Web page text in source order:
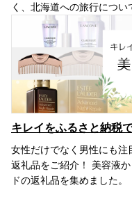
く、北海道への旅行につい
キレイをふるさと納税
女性だけでなく男性にも
返礼品をご紹介！ 美容液
ドの返礼品を集めました。